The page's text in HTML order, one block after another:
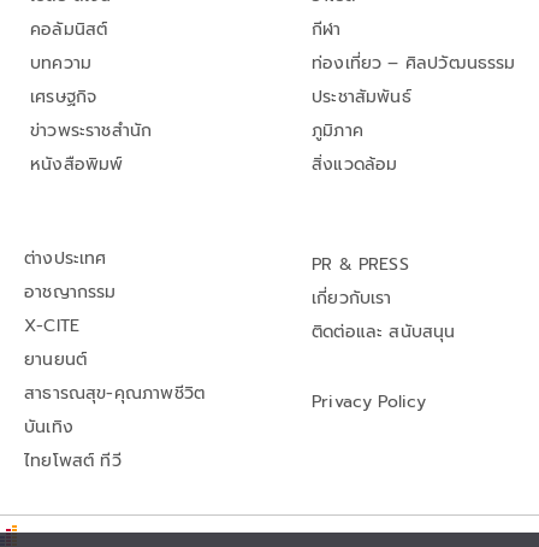
คอลัมนิสต์
บทความ
เศรษฐกิจ
ข่าวพระราชสำนัก
หนังสือพิมพ์
กีฬา
ท่องเที่ยว – ศิลปวัฒนธรรม
ประชาสัมพันธ์
ภูมิภาค
สิ่งแวดล้อม
ต่างประเทศ
อาชญากรรม
X-CITE
ยานยนต์
สาธารณสุข-คุณภาพชีวิต
บันเทิง
ไทยโพสต์ ทีวี
PR & PRESS
เกี่ยวกับเรา
ติดต่อและ สนับสนุน
Privacy Policy